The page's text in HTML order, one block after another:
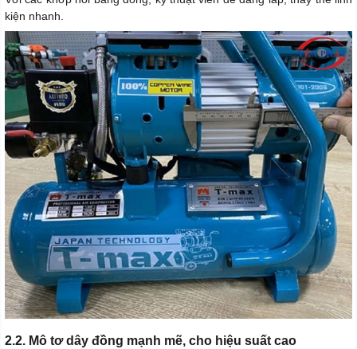
kiện nhanh.
2.2. Mô tơ dây đồng mạnh mẽ, cho hiệu suất cao